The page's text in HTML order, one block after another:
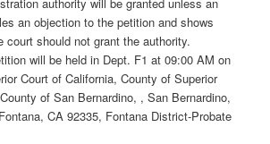
authority will be granted unless an
an objection to the petition and shows
court should not grant the authority.
will be held in Dept. F1 at 09:00 AM on
Court of California, County of Superior
of San Bernardino, , San Bernardino,
CA 92335, Fontana District-Probate